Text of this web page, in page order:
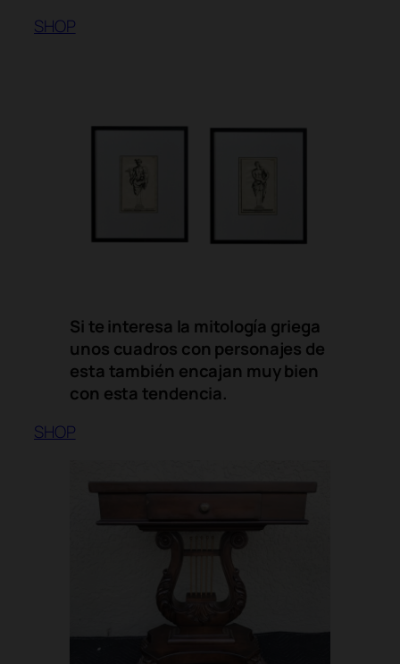
SHOP
Si te interesa la mitología griega
unos cuadros con personajes de
esta también encajan muy bien
con esta tendencia.
SHOP